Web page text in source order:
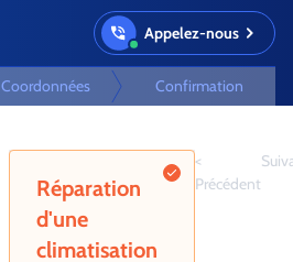
Coordonnées Confirmation
Appelez-nous
Réparation
d'une
climatisation
<
Précédent